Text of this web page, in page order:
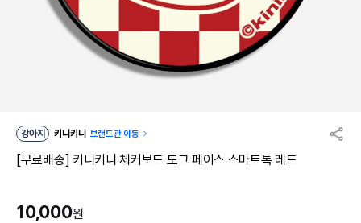
강아지 키니키니 브랜드관 이동
[무료배송] 키니키니 체커보드 도그 페이스 스마트톡 레드
10,000원